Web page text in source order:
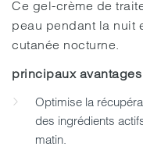
Ce gel-crème de
peau pendant la nuit
cutanée nocturne.
principaux avantages
Optimise la
des ingrédients
matin.